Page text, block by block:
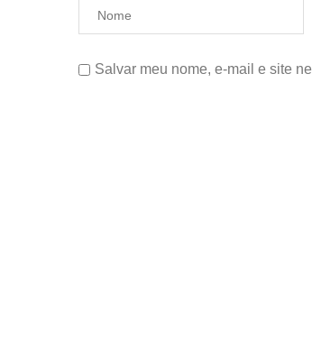
Salvar meu nome, e-mail e site